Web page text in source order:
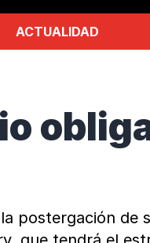
ACTUALIDAD
postergación de